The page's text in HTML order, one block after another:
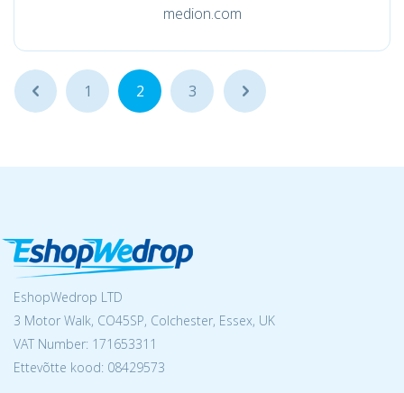
medion.com
... 1 2 3 ...
EshopWedrop LTD
3 Motor Walk, CO45SP, Colchester, Essex, UK
VAT Number: 171653311
Ettevõtte kood: 08429573